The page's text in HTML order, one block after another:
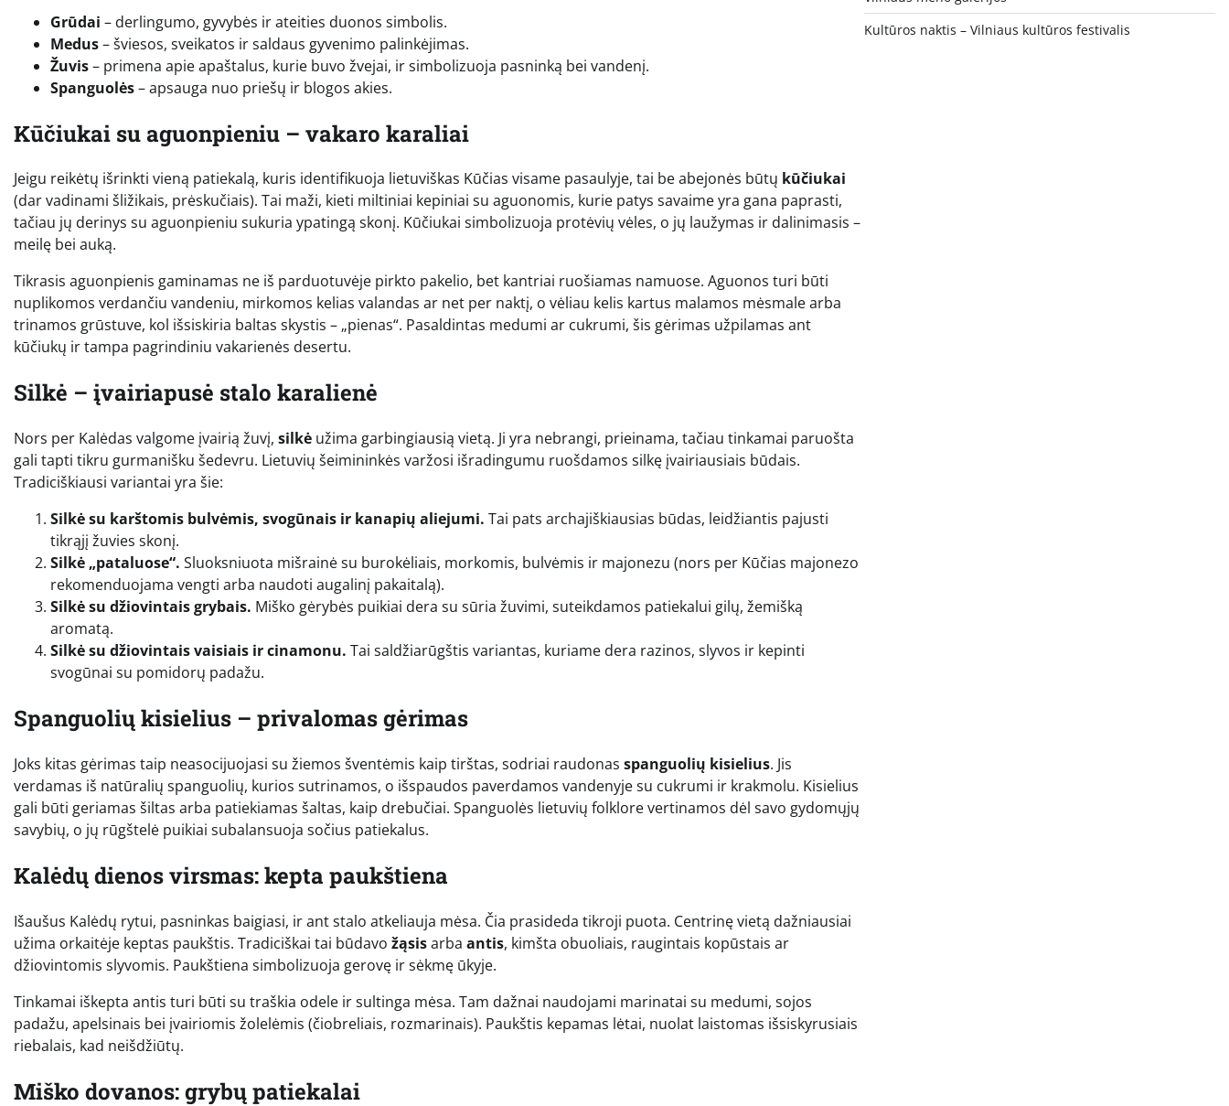
Grūdai – derlingumo, gyvybės ir ateities duonos simbolis.
Medus– šviesos, sveikatos ir saldaus gyvenimo palinkėjimas.
Žuvis– primena apie apaštalus, kurie buvo žvejai, ir simbolizuoja pasninką bei vandenį.
Spanguolės– apsauga nuo priešų ir blogos akies.
Kūčiukai su aguonpieniu – vakaro karaliai
Jeigu reikėtų išrinkti vieną patiekalą, kuris identifikuoja lietuviškas Kūčias visame pasaulyje, tai be abejonės būtų kūčiukai
(dar vadinami šližikais, prėskučiais). Tai maži, kieti miltiniai kepiniai su aguonomis, kurie patys savaime yra gana paprasti,
tačiau jų derinys su aguonpieniu sukuria ypatingą skonį. Kūčiukai simbolizuoja protėvių vėles, o jų laužymas ir dalinimasis –
meilę bei auką.
Tikrasis aguonpienis gaminamas ne iš parduotuvėje pirkto pakelio, bet kantriai ruošiamas namuose. Aguonos turi būti
nuplikomos verdančiu vandeniu, mirkomos kelias valandas ar net per naktį, o vėliau kelis kartus malamos mėsmale arba
trinamos grūstuve, kol išsiskiria baltas skystis – „pienas“. Pasaldintas medumi ar cukrumi, šis gėrimas užpilamas ant
kūčiukų ir tampa pagrindiniu vakarienės desertu.
Silkė – įvairiapusė stalo karalienė
Nors per Kalėdas valgome įvairią žuvį, silkė užima garbingiausią vietą. Ji yra nebrangi, prieinama, tačiau tinkamai paruošta
gali tapti tikru gurmanišku šedevru. Lietuvių šeimininkės varžosi išradingumu ruošdamos silkę įvairiausiais būdais.
Tradiciškiausi variantai yra šie:
Silkė su karštomis bulvėmis, svogūnais ir kanapių aliejumi. Tai pats archajiškiausias būdas, leidžiantis pajusti
tikrąjį žuvies skonį.
Silkė „pataluose“. Sluoksniuota mišrainė su burokėliais, morkomis, bulvėmis ir majonezu (nors per Kūčias majonezo
rekomenduojama vengti arba naudoti augalinį pakaitalą).
Silkė su džiovintais grybais. Miško gėrybės puikiai dera su sūria žuvimi, suteikdamos patiekalui gilų, žemišką
aromatą.
Silkė su džiovintais vaisiais ir cinamonu. Tai saldžiarūgštis variantas, kuriame dera razinos, slyvos ir kepinti
svogūnai su pomidorų padažu.
Spanguolių kisielius – privalomas gėrimas
Joks kitas gėrimas taip neasocijuojasi su žiemos šventėmis kaip tirštas, sodriai raudonas spanguolių kisielius. Jis
verdamas iš natūralių spanguolių, kurios sutrinamos, o išspaudos paverdamos vandenyje su cukrumi ir krakmolu. Kisielius
gali būti geriamas šiltas arba patiekiamas šaltas, kaip drebučiai. Spanguolės lietuvių folklore vertinamos dėl savo gydomųjų
savybių, o jų rūgštelė puikiai subalansuoja sočius patiekalus.
Kalėdų dienos virsmas: kepta paukštiena
Išaušus Kalėdų rytui, pasninkas baigiasi, ir ant stalo atkeliauja mėsa. Čia prasideda tikroji puota. Centrinę vietą dažniausiai
užima orkaitėje keptas paukštis. Tradiciškai tai būdavo žąsisarba antis, kimšta obuoliais, raugintais kopūstais ar
džiovintomis slyvomis. Paukštiena simbolizuoja gerovę ir sėkmę ūkyje.
Tinkamai iškepta antis turi būti su traškia odele ir sultinga mėsa. Tam dažnai naudojami marinatai su medumi, sojos
padažu, apelsinais bei įvairiomis žolelėmis (čiobreliais, rozmarinais). Paukštis kepamas lėtai, nuolat laistomas išsiskyrusiais
riebalais, kad neišdžiūtų.
Miško dovanos: grybų patiekalai
Kultūros naktis – Vilniaus kultūros festivalis